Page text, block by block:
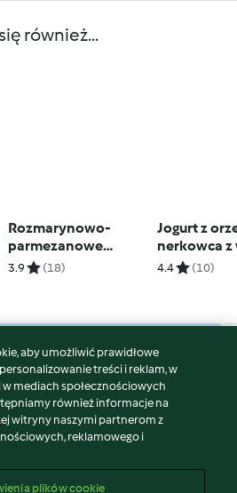
również...
Rozmarynowo-
parmezanowe
krakersy z pulpy
3.9 (18)
Jogurt z
nerkowca z
(wegański)
4.4 (10)
aby umożliwić prawidłowe
treści i reklam, w
mediach społecznościowych
również informacje na
witryny naszymi partnerom z
reklamowego i
plików cookie